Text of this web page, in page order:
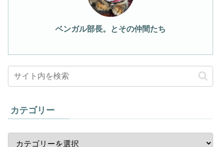
ベンガル部長。とその仲間たち
カテゴリー